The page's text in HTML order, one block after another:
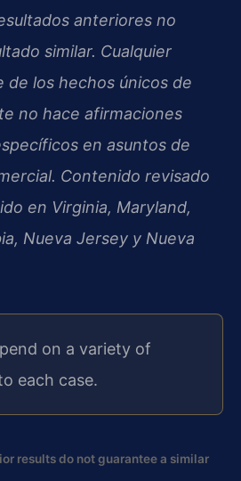
anteriores no
similar. Cualquier
de los hechos únicos de
no hace afirmaciones
en asuntos de
Contenido revisado
en Virginia, Maryland,
Nueva Jersey y Nueva
on a variety of
each case.
results do not guarantee a similar